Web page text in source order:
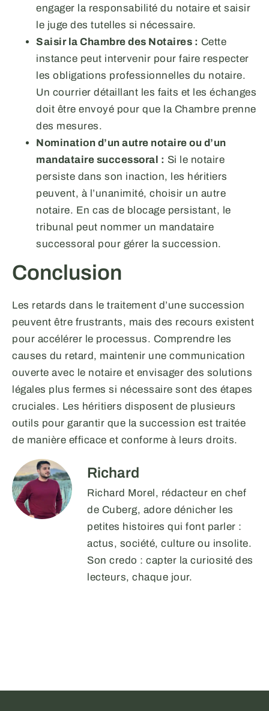
engager la responsabilité du notaire et saisir
le juge des tutelles si nécessaire.
Saisir la Chambre des Notaires : Cette
instance peut intervenir pour faire respecter
les obligations professionnelles du notaire.
Un courrier détaillant les faits et les échanges
doit être envoyé pour que la Chambre prenne
des mesures.
Nomination d’un autre notaire ou d’un
mandataire successoral : Si le notaire
persiste dans son inaction, les héritiers
peuvent, à l’unanimité, choisir un autre
notaire. En cas de blocage persistant, le
tribunal peut nommer un mandataire
successoral pour gérer la succession.
Conclusion
Les retards dans le traitement d’une succession
peuvent être frustrants, mais des recours existent
pour accélérer le processus. Comprendre les
causes du retard, maintenir une communication
ouverte avec le notaire et envisager des solutions
légales plus fermes si nécessaire sont des étapes
cruciales. Les héritiers disposent de plusieurs
outils pour garantir que la succession est traitée
de manière efficace et conforme à leurs droits.
Richard
Richard Morel, rédacteur en chef
de Cuberg, adore dénicher les
petites histoires qui font parler :
actus, société, culture ou insolite.
Son credo : capter la curiosité des
lecteurs, chaque jour.